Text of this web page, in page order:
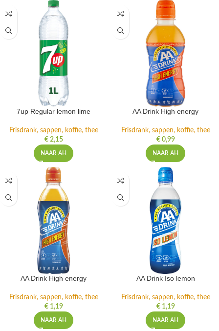
7up Regular lemon lime
Frisdrank, sappen, koffie, thee
€2,15
NAAR AH
AA Drink High energy
Frisdrank, sappen, koffie, thee
€0,99
NAAR AH
AA Drink High energy
Frisdrank, sappen, koffie, thee
€1,19
NAAR AH
AA Drink Iso lemon
Frisdrank, sappen, koffie, thee
€1,19
NAAR AH